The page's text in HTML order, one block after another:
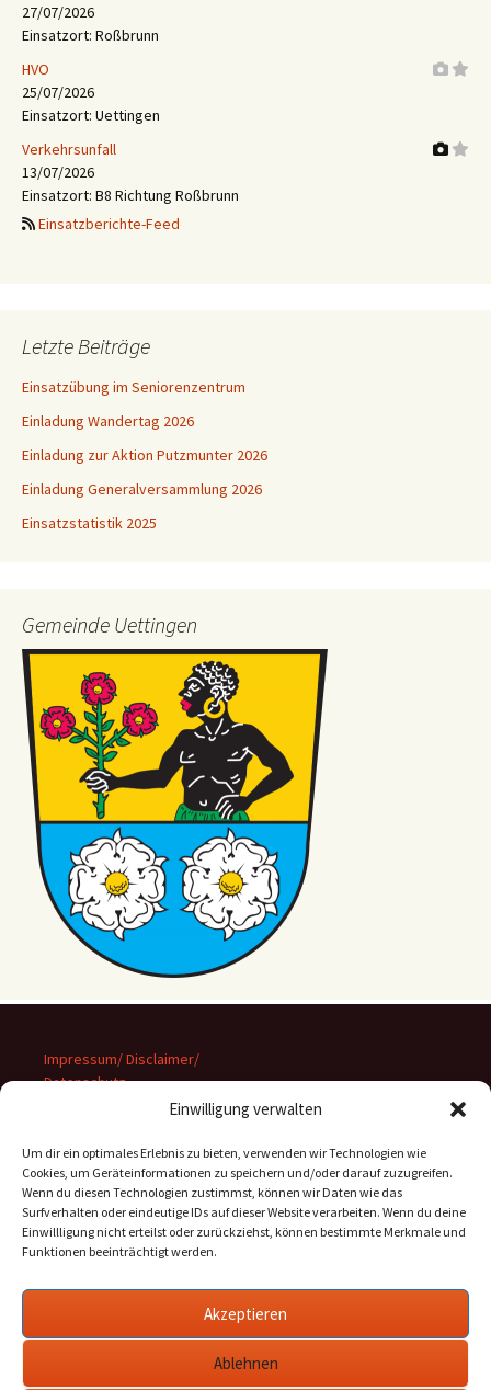
Einwilligung verwalten
Um dir ein optimales Erlebnis zu bieten, verwenden wir Technologien wie
Cookies, um Geräteinformationen zu speichern und/oder darauf zuzugreifen.
Wenn du diesen Technologien zustimmst, können wir Daten wie das
Surfverhalten oder eindeutige IDs auf dieser Website verarbeiten. Wenn du deine
Einwillligung nicht erteilst oder zurückziehst, können bestimmte Merkmale und
Funktionen beeinträchtigt werden.
Akzeptieren
Ablehnen
27/07/2026
Einsatzort: Roßbrunn
HVO
25/07/2026
Einsatzort: Uettingen
Verkehrsunfall
13/07/2026
Einsatzort: B8 Richtung Roßbrunn
Einsatzberichte-Feed
Letzte Beiträge
Einsatzübung im Seniorenzentrum
Einladung Wandertag 2026
Einladung zur Aktion Putzmunter 2026
Einladung Generalversammlung 2026
Einsatzstatistik 2025
Gemeinde Uettingen
Impressum/ Disclaimer/
Datenschutz
Suchen
nach:
Archiv